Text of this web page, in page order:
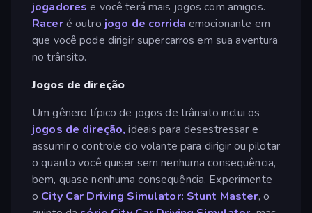
jogadores e você terá mais jogos com amigos.
Raceré outro jogo de corrida emocionante em
que você pode dirigir supercarros em sua aventura
no trânsito.
Jogos de direção
Um gênero típico de jogos de trânsito inclui os
jogos de direção,ideais para desestressar e
assumir o controle do volante para dirigir ou pilotar
o quanto você quiser sem nenhuma consequência,
bem, quase nenhuma consequência. Experimente
o City Car Driving Simulator: Stunt Master, o